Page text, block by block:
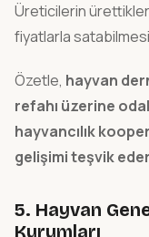
Üreticilerin
fiyatlarla satabilmesi
Özetle, hayvan
refahı üzerine
hayvancılık
gelişimi teşvik
5. Hayvan
Kurumları